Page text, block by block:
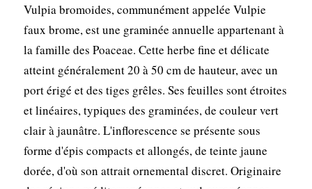
Vulpia bromoides, communément appelée Vulpie
faux brome, est une graminée annuelle appartenant à
la famille des Poaceae. Cette herbe fine et délicate
atteint généralement 20 à 50 cm de hauteur, avec un
port érigé et des tiges grêles. Ses feuilles sont étroites
et linéaires, typiques des graminées, de couleur vert
clair à jaunâtre. L'inflorescence se présente sous
forme d'épis compacts et allongés, de teinte jaune
dorée, d'où son attrait ornemental discret. Originaire